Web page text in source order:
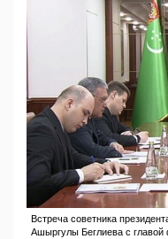
Встреча советника
Ашыргулы Беглиева с главой